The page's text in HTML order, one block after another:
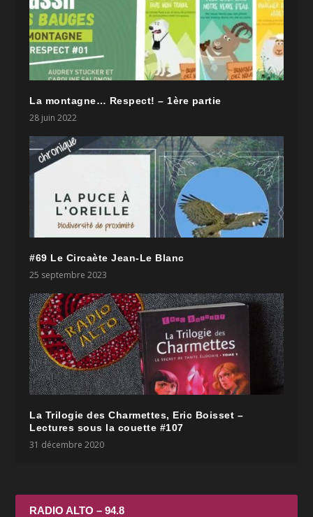
La montagne… Respect! – 1ère partie
28 juin 2022
#69 Le Circaète Jean-Le Blanc
25 septembre 2023
La Trilogie des Charmettes, Eric Boisset –
Lectures sous la couette #107
31 décembre 2020
RADIO ALTO – 94.8